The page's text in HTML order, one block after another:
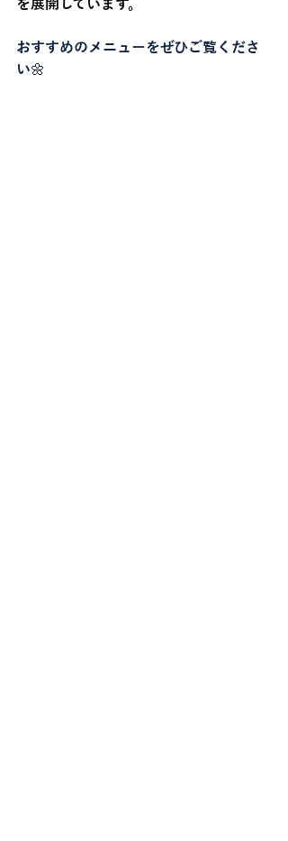
を展開しています。
おすすめのメニューをぜひご覧くださ
い🌼